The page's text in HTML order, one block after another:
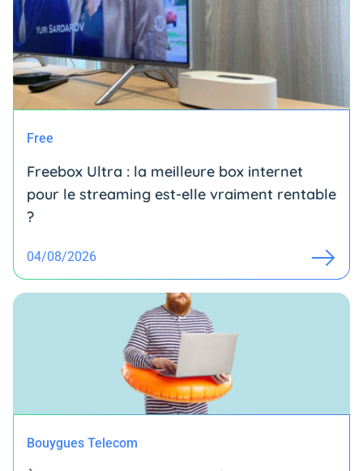
Free
Freebox Ultra : la meilleure box internet
pour le streaming est-elle vraiment rentable
?
04/08/2026
Bouygues Telecom